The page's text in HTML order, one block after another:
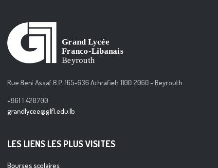
Rue Beni Assaf B.P. 165-636 Achrafieh 1100 2060 - Beyrouth
+961 1 420700
grandlycee@glfl.edu.lb
LES LIENS LES PLUS VISITES
Bourses scolaires